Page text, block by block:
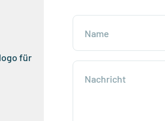
für
Name
Nachricht